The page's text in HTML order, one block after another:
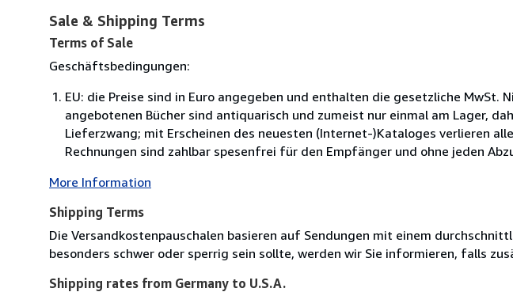
Sale & Shipping Terms
Terms of Sale
Geschäftsbedingungen:
EU: die Preise sind in Euro angegeben und enthalten die gesetzliche MwSt.
angebotenen Bücher sind antiquarisch und zumeist nur einmal am Lager,
Lieferzwang; mit Erscheinen des neuesten (Internet-)Kataloges verlieren
Rechnungen sind zahlbar spesenfrei für den Empfänger und ohne jeden
More Information
Shipping Terms
Die Versandkostenpauschalen basieren auf Sendungen mit einem
besonders schwer oder sperrig sein sollte, werden wir Sie informieren, falls
Shipping rates from Germany to U.S.A.